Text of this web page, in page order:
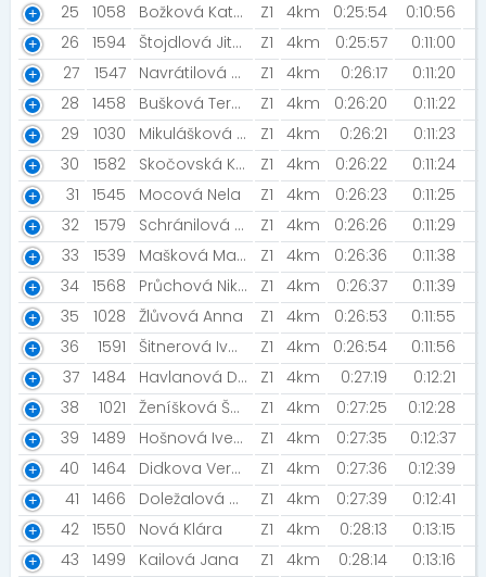
25
1058 Božková Kateřina Z1 4km 0:25:54
0:10:56
26
1594 Štojdlová Jitka Z1 4km 0:25:57
0:11:00
27
1547 Navrátilová Klára [SRTG Zlín ] Z1 4km 0:26:17
0:11:20
28
1458 Bušková Tereza Z1 4km 0:26:20
0:11:22
29
1030 Mikulášková Michaela Z1 4km 0:26:21
0:11:23
30
1582 Skočovská Kateřina Z1 4km 0:26:22
0:11:24
31
1545 Mocová Nela Z1 4km 0:26:23
0:11:25
32
1579 Schránilová Monika Z1 4km 0:26:26
0:11:29
33
1539 Mašková Martina [Zálezly] Z1 4km 0:26:36
0:11:38
34 1568 Průchová Nikola Z1 4km 0:26:37
0:11:39
35
1028 Žlůvová Anna Z1 4km 0:26:53
0:11:55
36
1591 Šitnerová Ivana Z1 4km 0:26:54
0:11:56
37 1484 Havlanová Dana Z1 4km 0:27:19
0:12:21
38
1021 Ženíšková Šárka Z1 4km 0:27:25
0:12:28
39
1489 Hošnová Iveta Z1 4km 0:27:35
0:12:37
40
1464 Didkova Veronika Z1 4km 0:27:36
0:12:39
41
1466 Doležalová Adéla Z1 4km 0:27:39
0:12:41
42 1550 Nová Klára Z1 4km 0:28:13
0:13:15
43
1499 Kailová Jana Z1 4km 0:28:14
0:13:16